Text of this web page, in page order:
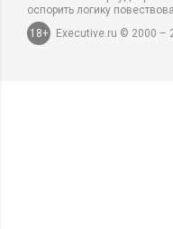
оспорить логику
18+
Executive.ru © 2000 –